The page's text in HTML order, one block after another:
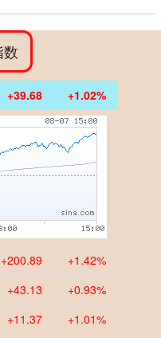
+39.68 +1.02%
+200.89 +1.42%
+43.13 +0.93%
+11.37 +1.01%